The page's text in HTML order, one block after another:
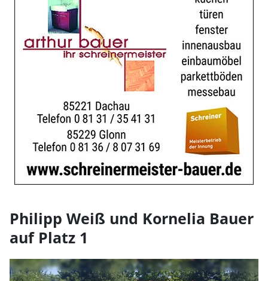
Philipp Weiß und Kornelia Bauer
auf Platz 1